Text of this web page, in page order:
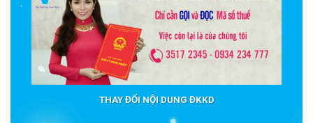
THAY ĐỔI NỘI DUNG ĐKKD